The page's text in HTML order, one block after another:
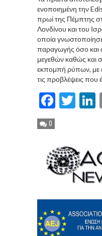
ενοποιημένη την
πρωί της Πέμπτης
Λονδίνου και του
οποία
παραγωγής όσο και
μεγεθών καθώς και
εκπομπή ρύπων, με
τις προβλέψεις που
0